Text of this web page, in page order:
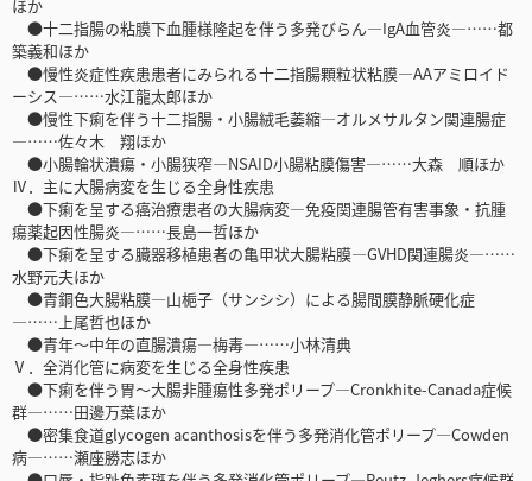
ほか
●十二指腸の粘膜下血腫様隆起を伴う多発びらん―IgA血管炎―……都
築義和ほか
●慢性炎症性疾患患者にみられる十二指腸顆粒状粘膜―AAアミロイド
ーシス―……水江龍太郎ほか
●慢性下痢を伴う十二指腸・小腸絨毛萎縮―オルメサルタン関連腸症
―……佐々木 翔ほか
●小腸輪状潰瘍・小腸狭窄―NSAID小腸粘膜傷害―……大森 順ほか
Ⅳ．主に大腸病変を生じる全身性疾患
●下痢を呈する癌治療患者の大腸病変―免疫関連腸管有害事象・抗腫
瘍薬起因性腸炎―……長島一哲ほか
●下痢を呈する臓器移植患者の亀甲状大腸粘膜―GVHD関連腸炎―……
水野元夫ほか
●青銅色大腸粘膜―山梔子（サンシシ）による腸間膜静脈硬化症
―……上尾哲也ほか
●青年～中年の直腸潰瘍―梅毒―……小林清典
Ⅴ．全消化管に病変を生じる全身性疾患
●下痢を伴う胃～大腸非腫瘍性多発ポリープ―Cronkhite-Canada症候
群―……田邊万葉ほか
●密集食道glycogen acanthosisを伴う多発消化管ポリープ―Cowden
病―……瀬座勝志ほか